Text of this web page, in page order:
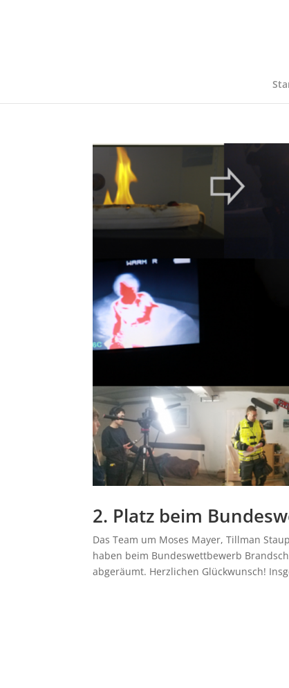
2. Platz beim
Das Team um Moses Mayer, Tillman
haben beim Bundeswettbewerb
abgeräumt. Herzlichen Glückwunsch!